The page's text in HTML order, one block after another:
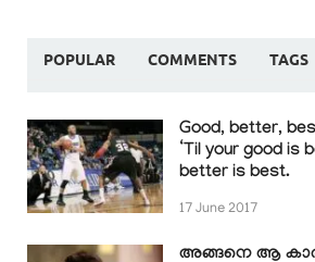
POPULAR COMMENTS TAGS
Good, better,
‘Til your good is
better is best.
17 June 2017
അങ്ങനെ ആ